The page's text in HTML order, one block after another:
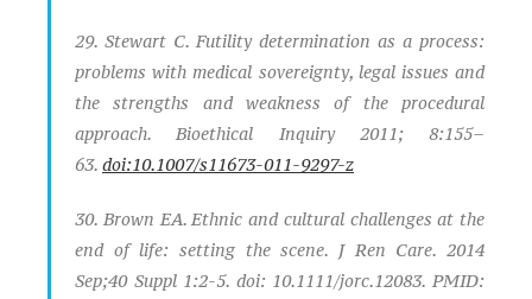
29. Stewart C. Futility determination as a process:
problems with medical sovereignty, legal issues and
the strengths and weakness of the procedural
approach. Bioethical Inquiry 2011; 8:155–
63. doi:10.1007/s11673-011-9297-z
30. Brown EA. Ethnic and cultural challenges at the
end of life: setting the scene. J Ren Care. 2014
Sep;40 Suppl 1:2-5. doi: 10.1111/jorc.12083. PMID: